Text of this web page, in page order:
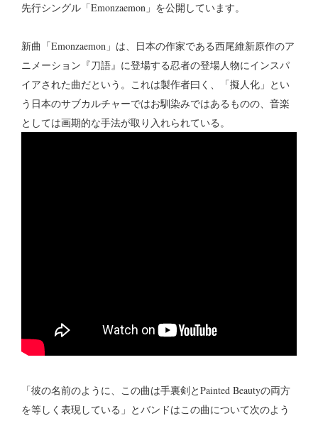
先行シングル「Emonzaemon」を公開しています。
新曲「Emonzaemon」は、日本の作家である西尾維新原作のア
ニメーション『刀語』に登場する忍者の登場人物にインスパ
イアされた曲だという。これは製作者曰く、「擬人化」とい
う日本のサブカルチャーではお馴染みではあるものの、音楽
としては画期的な手法が取り入れられている。
「彼の名前のように、この曲は手裏剣とPainted Beautyの両方
を等しく表現している」とバンドはこの曲について次のよう